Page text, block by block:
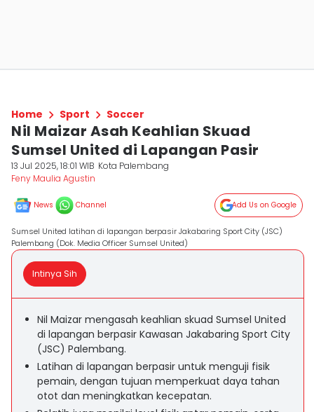
Home Sport Soccer
Nil Maizar Asah Keahlian Skuad
Sumsel United di Lapangan Pasir
13 Jul 2025, 18:01 WIB Kota Palembang
Feny Maulia Agustin
News Channel Add Us on Google
Sumsel United latihan di lapangan berpasir Jakabaring Sport City (JSC)
Palembang (Dok. Media Officer Sumsel United)
Intinya Sih
Nil Maizar mengasah keahlian skuad Sumsel United
di lapangan berpasir Kawasan Jakabaring Sport City
(JSC) Palembang.
Latihan di lapangan berpasir untuk menguji fisik
pemain, dengan tujuan memperkuat daya tahan
otot dan meningkatkan kecepatan.